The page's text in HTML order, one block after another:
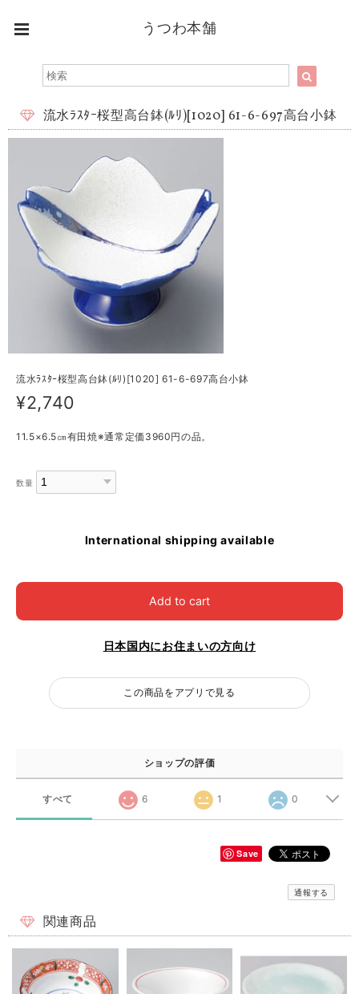
うつわ本舗
流水ﾗｽﾀｰ桜型高台鉢(ﾙﾘ)[1020] 61-6-697高台小鉢
流水ﾗｽﾀｰ桜型高台鉢(ﾙﾘ)[1020] 61-6-697高台小鉢
¥2,740
11.5×6.5㎝有田焼※通常定価3960円の品。
数量
International shipping available
Add to cart
日本国内にお住まいの方向け
この商品をアプリで見る
ショップの評価
すべて 6 1 0
Save
通報する
関連商品